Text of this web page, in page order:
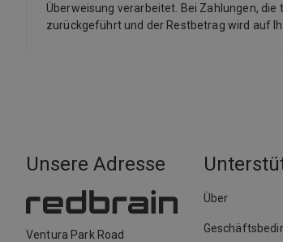
Überweisung verarbeitet. Bei Zahlungen,
zurückgeführt und der Restbetrag wird auf
Unsere Adresse
Ventura Park Road
Über